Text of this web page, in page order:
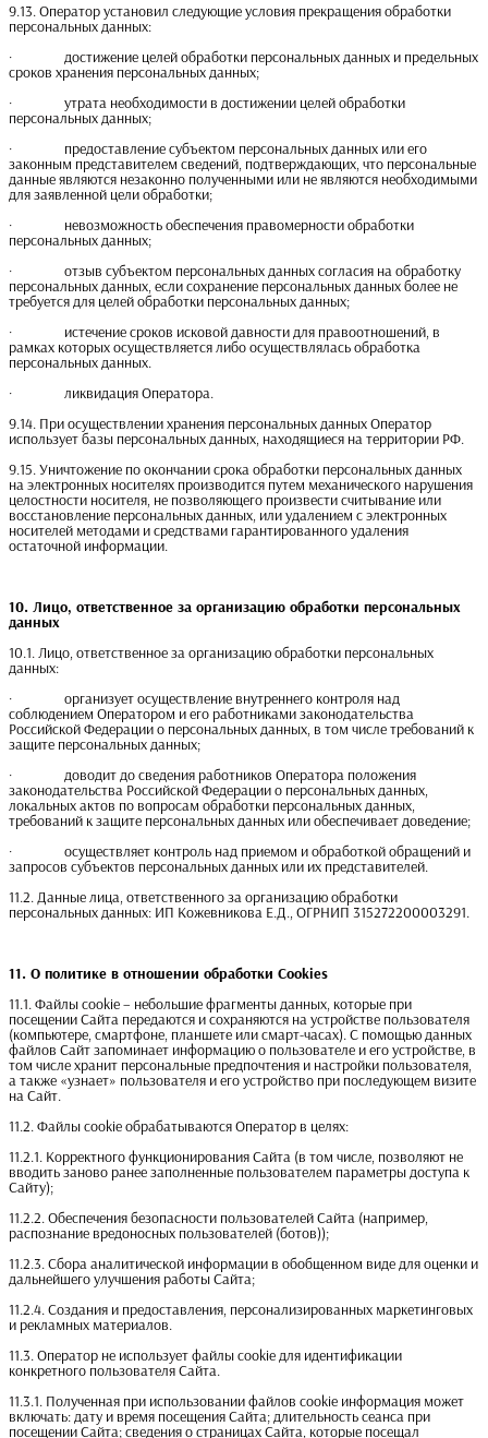
9.13. Оператор установил следующие условия прекращения обработки
персональных данных:
· достижение целей обработки персональных данных и предельных
сроков хранения персональных данных;
· утрата необходимости в достижении целей обработки
персональных данных;
· предоставление субъектом персональных данных или его
законным представителем сведений, подтверждающих, что персональные
данные являются незаконно полученными или не являются необходимыми
для заявленной цели обработки;
· невозможность обеспечения правомерности обработки
персональных данных;
· отзыв субъектом персональных данных согласия на обработку
персональных данных, если сохранение персональных данных более не
требуется для целей обработки персональных данных;
· истечение сроков исковой давности для правоотношений, в
рамках которых осуществляется либо осуществлялась обработка
персональных данных.
· ликвидация Оператора.
9.14. При осуществлении хранения персональных данных Оператор
использует базы персональных данных, находящиеся на территории РФ.
9.15. Уничтожение по окончании срока обработки персональных данных
на электронных носителях производится путем механического нарушения
целостности носителя, не позволяющего произвести считывание или
восстановление персональных данных, или удалением с электронных
носителей методами и средствами гарантированного удаления
остаточной информации.
10. Лицо, ответственное за организацию обработки персональных
данных
10.1. Лицо, ответственное за организацию обработки персональных
данных:
· организует осуществление внутреннего контроля над
соблюдением Оператором и его работниками законодательства
Российской Федерации о персональных данных, в том числе требований к
защите персональных данных;
· доводит до сведения работников Оператора положения
законодательства Российской Федерации о персональных данных,
локальных актов по вопросам обработки персональных данных,
требований к защите персональных данных или обеспечивает доведение;
· осуществляет контроль над приемом и обработкой обращений и
запросов субъектов персональных данных или их представителей.
11.2. Данные лица, ответственного за организацию обработки
персональных данных: ИП Кожевникова Е.Д., ОГРНИП 315272200003291.
11. О политике в отношении обработки Cookies
11.1. Файлы cookie – небольшие фрагменты данных, которые при
посещении Сайта передаются и сохраняются на устройстве пользователя
(компьютере, смартфоне, планшете или смарт-часах). С помощью данных
файлов Сайт запоминает информацию о пользователе и его устройстве, в
том числе хранит персональные предпочтения и настройки пользователя,
а также «узнает» пользователя и его устройство при последующем визите
на Сайт.
11.2. Файлы cookie обрабатываются Оператор в целях:
11.2.1. Корректного функционирования Сайта (в том числе, позволяют не
вводить заново ранее заполненные пользователем параметры доступа к
Сайту);
11.2.2. Обеспечения безопасности пользователей Сайта (например,
распознание вредоносных пользователей (ботов));
11.2.3. Сбора аналитической информации в обобщенном виде для оценки и
дальнейшего улучшения работы Сайта;
11.2.4. Создания и предоставления, персонализированных маркетинговых
и рекламных материалов.
11.3. Оператор не использует файлы cookie для идентификации
конкретного пользователя Сайта.
11.3.1. Полученная при использовании файлов сookie информация может
включать: дату и время посещения Сайта; длительность сеанса при
посещении Сайта; сведения о страницах Сайта, которые посещал